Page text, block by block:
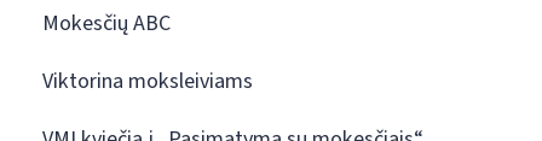
Mokesčių ABC
Viktorina moksleiviams